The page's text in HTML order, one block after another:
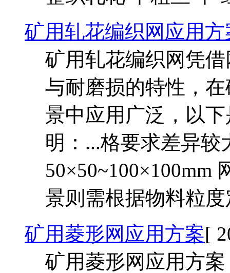
矿用轧花编织网应用方
矿用轧花编织网凭
与耐磨损的特性，
景中应用广泛，以
明：...格要求差异较
50×50~100×100mm
景则需根据物料粒
矿用菱形网应用方案[
矿用菱形网应用方